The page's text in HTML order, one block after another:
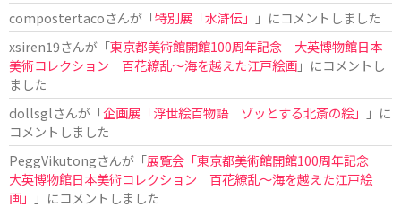
compostertacoさんが「特別展「水滸伝」
」にコメントしました
xsiren19さんが「東京都美術館開館100周年記念 大英博物館日本
美術コレクション 百花繚乱～海を越えた江戸絵画」にコメントし
ました
dollsglさんが「企画展「浮世絵百物語 ゾッとする北斎の絵」
」に
コメントしました
PeggVikutongさんが「展覧会「東京都美術館開館100周年記念
大英博物館日本美術コレクション 百花繚乱〜海を越えた江戸絵
画」
」にコメントしました